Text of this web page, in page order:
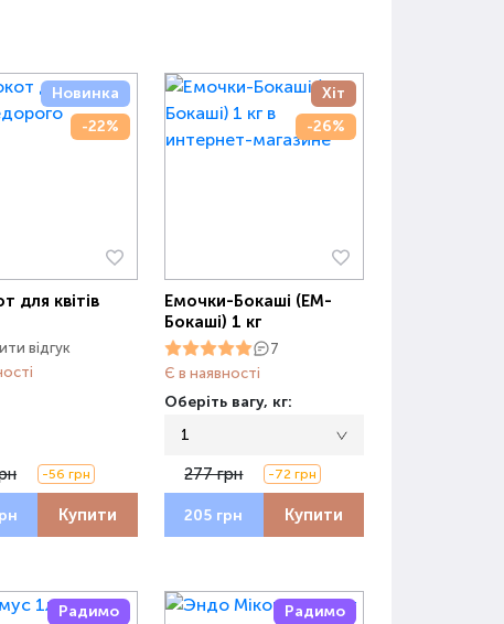
Новинка
-22%
для квітів
відгук
-56 грн
Купити
Хіт
-26%
Емочки-Бокаші (ЕМ-
Бокаші) 1 кг
7
Є в наявності
Оберіть вагу, кг:
1
277 грн -72 грн
205 грн Купити
Радимо
Радимо